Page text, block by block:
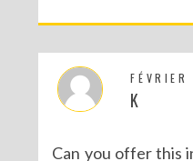
K
Can you offer this